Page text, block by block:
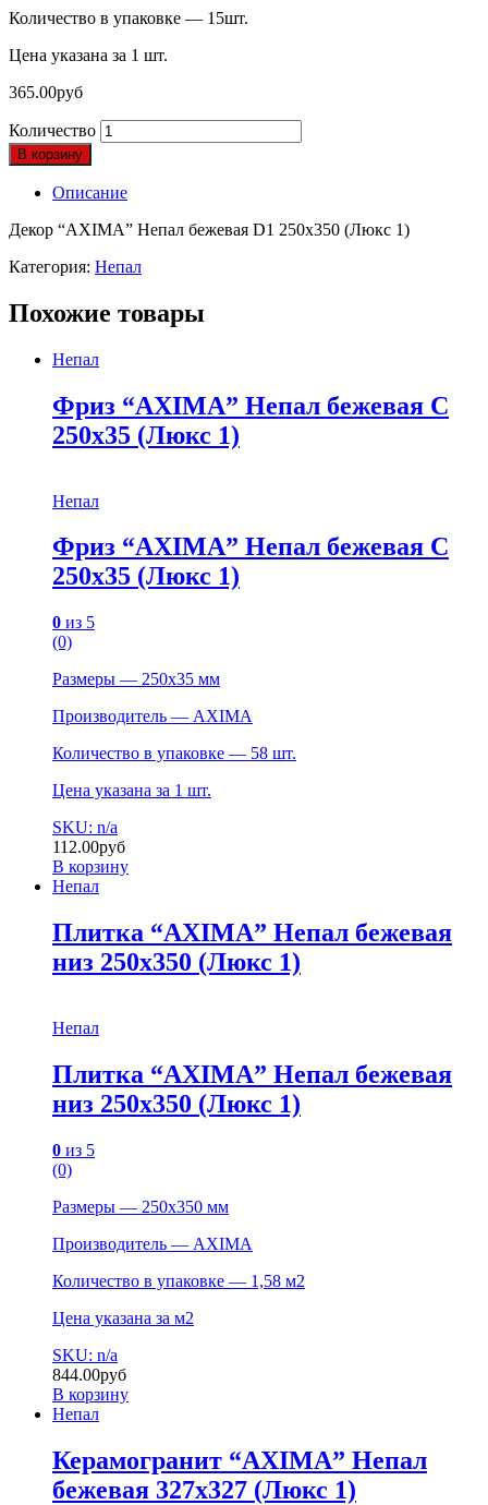
Количество в упаковке — 15шт.
Цена указана за 1 шт.
365.00руб
Количество
В корзину
Описание
Декор “AXIMA” Непал бежевая D1 250х350 (Люкс 1)
Категория: Непал
Похожие товары
Непал
Фриз “AXIMA” Непал бежевая C
250х35 (Люкс 1)
Непал
Фриз “AXIMA” Непал бежевая C
250х35 (Люкс 1)
0 из 5
(0)
Размеры — 250х35 мм
Производитель — AXIMA
Количество в упаковке — 58 шт.
Цена указана за 1 шт.
SKU: n/a
112.00руб
В корзину
Непал
Плитка “AXIMA” Непал бежевая
низ 250х350 (Люкс 1)
Непал
Плитка “AXIMA” Непал бежевая
низ 250х350 (Люкс 1)
0 из 5
(0)
Размеры — 250х350 мм
Производитель — AXIMA
Количество в упаковке — 1,58 м2
Цена указана за м2
SKU: n/a
844.00руб
В корзину
Непал
Керамогранит “AXIMA” Непал
бежевая 327х327 (Люкс 1)